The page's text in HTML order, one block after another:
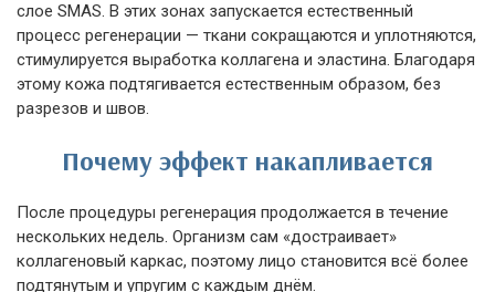
слое SMAS. В этих зонах запускается естественный
процесс регенерации — ткани сокращаются и уплотняются,
стимулируется выработка коллагена и эластина. Благодаря
этому кожа подтягивается естественным образом, без
разрезов и швов.
Почему эффект накапливается
После процедуры регенерация продолжается в течение
нескольких недель. Организм сам «достраивает»
коллагеновый каркас, поэтому лицо становится всё более
подтянутым и упругим с каждым днём.